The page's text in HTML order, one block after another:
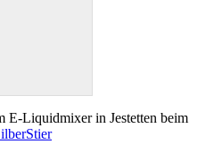
E-Liquidmixer in Jestetten beim